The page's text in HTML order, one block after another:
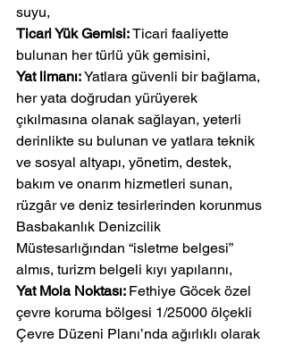
suyu,
Ticari Yük Gemisi: Ticari faaliyette
bulunan her türlü yük gemisini,
Yat limanı: Yatlara güvenli bir bağlama,
her yata doğrudan yürüyerek
çıkılmasına olanak sağlayan, yeterli
derinlikte su bulunan ve yatlara teknik
ve sosyal altyapı, yönetim, destek,
bakım ve onarım hizmetleri sunan,
rüzgâr ve deniz tesirlerinden korunmus
Basbakanlık Denizcilik
Müstesarlığından “isletme belgesi”
almıs, turizm belgeli kıyı yapılarını,
Yat Mola Noktası: Fethiye Göcek özel
çevre koruma bölgesi 1/25000 ölçekli
Çevre Düzeni Planı’nda ağırlıklı olarak